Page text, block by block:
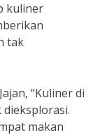
kuliner
tak
“Kuliner di
makan